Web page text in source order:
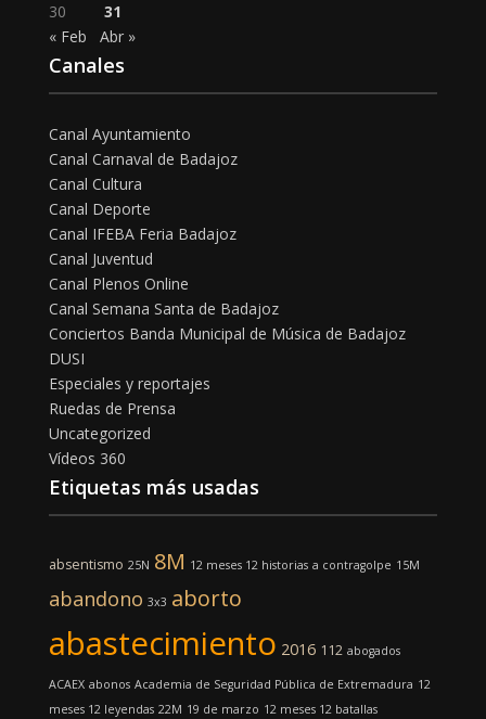
30
31
« Feb
Abr »
Canales
Canal Ayuntamiento
Canal Carnaval de Badajoz
Canal Cultura
Canal Deporte
Canal IFEBA Feria Badajoz
Canal Juventud
Canal Plenos Online
Canal Semana Santa de Badajoz
Conciertos Banda Municipal de Música de Badajoz
DUSI
Especiales y reportajes
Ruedas de Prensa
Uncategorized
Vídeos 360
Etiquetas más usadas
absentismo 25N 8M 12 meses 12 historias a contragolpe 15M
abandono 3x3 aborto
abastecimiento 2016 112 abogados
ACAEX abonos Academia de Seguridad Pública de Extremadura 12
meses 12 leyendas 22M 19 de marzo 12 meses 12 batallas